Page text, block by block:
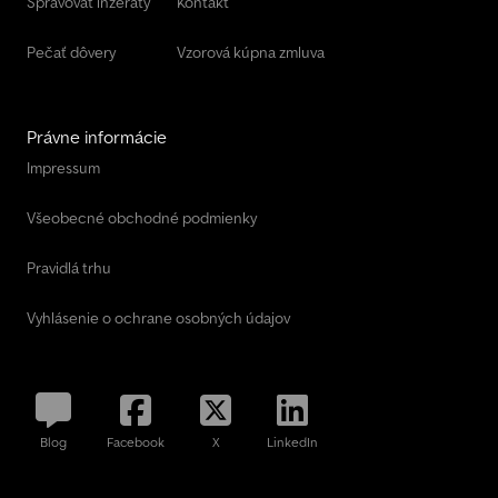
Pečať dôvery Vzorová kúpna zmluva
Právne informácie
Impressum
Všeobecné obchodné podmienky
Pravidlá trhu
Vyhlásenie o ochrane osobných údajov
Blog Facebook X LinkedIn